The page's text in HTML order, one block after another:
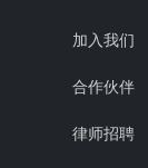
加入我们
合作伙伴
律师招聘